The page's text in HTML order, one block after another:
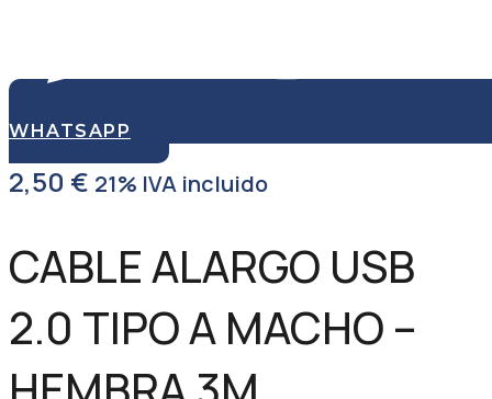
WHATSAPP
2,50 € 21% IVA incluido
CABLE ALARGO USB
2.0 TIPO A MACHO –